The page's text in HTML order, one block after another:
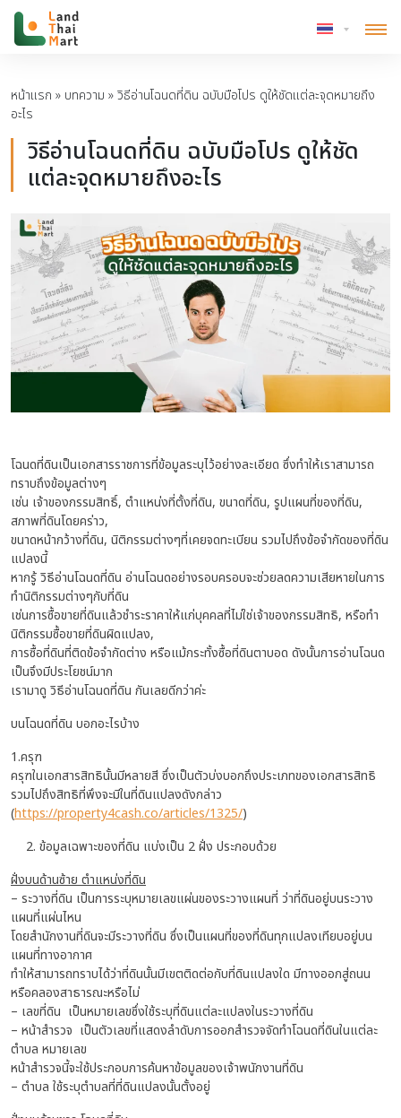
หน้าแรก » บทความ »วิธีอ่านโฉนดที่ดิน ฉบับมือโปร ดูให้ชัดแต่ละจุดหมายถึง
อะไร
วิธีอ่านโฉนดที่ดิน ฉบับมือโปร ดูให้ชัด
แต่ละจุดหมายถึงอะไร
โฉนดที่ดินเป็นเอกสารราชการที่ข้อมูลระบุไว้อย่างละเอียด ซึ่งทำให้เราสามารถ
ทราบถึงข้อมูลต่างๆ
เช่น เจ้าของกรรมสิทธิ์, ตำแหน่งที่ตั้งที่ดิน, ขนาดที่ดิน, รูปแผนที่ของที่ดิน,
สภาพที่ดินโดยคร่าว,
ขนาดหน้ากว้างที่ดิน, นิติกรรมต่างๆที่เคยจดทะเบียน รวมไปถึงข้อจำกัดของที่ดิน
แปลงนี้
หากรู้ วิธีอ่านโฉนดที่ดิน อ่านโฉนดอย่างรอบครอบจะช่วยลดความเสียหายในการ
ทำนิติกรรมต่างๆกับที่ดิน
เช่นการซื้อขายที่ดินแล้วชำระราคาให้แก่บุคคลที่ไม่ใช่เจ้าของกรรมสิทธิ, หรือทำ
นิติกรรมซื้อขายที่ดินผิดแปลง,
การซื้อที่ดินที่ติดข้อจำกัดต่าง หรือแม้กระทั้งซื้อที่ดินตาบอด ดังนั้นการอ่านโฉนด
เป็นจึงมีประโยชน์มาก
เรามาดู วิธีอ่านโฉนดที่ดิน กันเลยดีกว่าค่ะ
บนโฉนดที่ดิน บอกอะไรบ้าง
1.ครุฑ
ครุฑในเอกสารสิทธินั้นมีหลายสี ซึ่งเป็นตัวบ่งบอกถึงประเภทของเอกสารสิทธิ
รวมไปถึงสิทธิที่พึงจะมีในที่ดินแปลงดังกล่าว
(https://property4cash.co/articles/1325/)
ข้อมูลเฉพาะของที่ดิน แบ่งเป็น 2 ฝั่ง ประกอบด้วย
ฝั่งบนด้านซ้าย ตำแหน่งที่ดิน
– ระวางที่ดิน เป็นการระบุหมายเลขแผ่นของระวางแผนที่ ว่าที่ดินอยู่บนระวาง
แผนที่แผ่นไหน
โดยสำนักงานที่ดินจะมีระวางที่ดิน ซึ่งเป็นแผนที่ของที่ดินทุกแปลงเทียบอยู่บน
แผนที่ทางอากาศ
ทำให้สามารถทราบได้ว่าที่ดินนั้นมีเขตติดต่อกับที่ดินแปลงใด มีทางออกสู่ถนน
หรือคลองสาธารณะหรือไม่
– เลขที่ดิน เป็นหมายเลขซึ่งใช้ระบุที่ดินแต่ละแปลงในระวางที่ดิน
– หน้าสำรวจ เป็นตัวเลขที่แสดงลำดับการออกสำรวจจัดทำโฉนดที่ดินในแต่ละ
ตำบล หมายเลข
หน้าสำรวจนี้จะใช้ประกอบการค้นหาข้อมูลของเจ้าพนักงานที่ดิน
– ตำบล ใช้ระบุตำบลที่ที่ดินแปลงนั้นตั้งอยู่